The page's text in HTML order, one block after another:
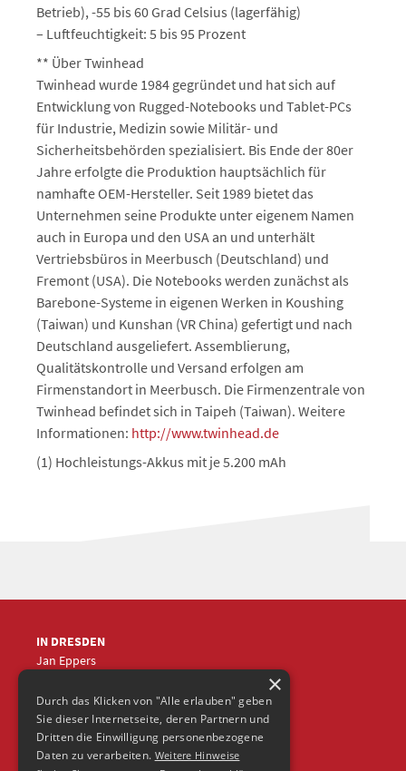
Betrieb), -55 bis 60 Grad Celsius (lagerfähig)
– Luftfeuchtigkeit: 5 bis 95 Prozent
** Über Twinhead
Twinhead wurde 1984 gegründet und hat sich auf
Entwicklung von Rugged-Notebooks und Tablet-PCs
für Industrie, Medizin sowie Militär- und
Sicherheitsbehörden spezialisiert. Bis Ende der 80er
Jahre erfolgte die Produktion hauptsächlich für
namhafte OEM-Hersteller. Seit 1989 bietet das
Unternehmen seine Produkte unter eigenem Namen
auch in Europa und den USA an und unterhält
Vertriebsbüros in Meerbusch (Deutschland) und
Fremont (USA). Die Notebooks werden zunächst als
Barebone-Systeme in eigenen Werken in Koushing
(Taiwan) und Kunshan (VR China) gefertigt und nach
Deutschland ausgeliefert. Assemblierung,
Qualitätskontrolle und Versand erfolgen am
Firmenstandort in Meerbusch. Die Firmenzentrale von
Twinhead befindet sich in Taipeh (Taiwan). Weitere
Informationen: http://www.twinhead.de
(1) Hochleistungs-Akkus mit je 5.200 mAh
IN DRESDEN
Jan Eppers
jep@frische-fische.com ×
Durch das Klicken von "Alle erlauben" geben
Sie dieser Internetseite, deren Partnern und
Dritten die Einwilligung personenbezogene
Daten zu verarbeiten. Weitere Hinweise